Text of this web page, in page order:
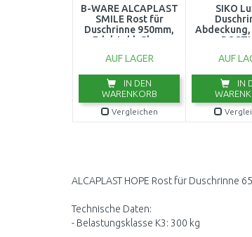
B-WARE ALCAPLAST
SMILE Rost für
Duschrinne 950mm,
Edelstahl-Glanz
AUSVERPACKT
AUF LAGER
IN DEN
WARENKORB
Vergleichen
SIKO
Abdeckung,
mm
AUF
IN
ALCAPLAST HOPE Rost für Duschrinne
Technische Daten:
- Belastungsklasse K3: 300 kg